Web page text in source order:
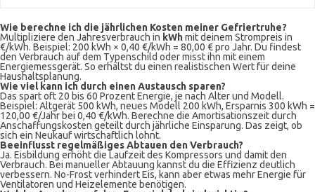
Wie berechne ich die jährlichen Kosten meiner Gefriertruhe?
Multipliziere den Jahresverbrauch in kWhmit deinem Strompreis in
€/kWh. Beispiel: 200 kWh × 0,40 €/kWh = 80,00 € pro Jahr. Du findest
den Verbrauch auf dem Typenschild oder misst ihn mit einem
Energiemessgerät. So erhältst du einen realistischen Wert für deine
Haushaltsplanung.
Wie viel kann ich durch einen Austausch sparen?
Das spart oft 20 bis 60 Prozent Energie, je nach Alter und Modell.
Beispiel: Altgerät 500 kWh, neues Modell 200 kWh, Ersparnis 300 kWh =
120,00 €/Jahr bei 0,40 €/kWh. Berechne die Amortisationszeit durch
Anschaffungskosten geteilt durch jährliche Einsparung. Das zeigt, ob
sich ein Neukauf wirtschaftlich lohnt.
Beeinflusst regelmäßiges Abtauen den Verbrauch?
Ja. Eisbildung erhöht die Laufzeit des Kompressors und damit den
Verbrauch. Bei manueller Abtauung kannst du die Effizienz deutlich
verbessern. No-Frost verhindert Eis, kann aber etwas mehr Energie für
Ventilatoren und Heizelemente benötigen.